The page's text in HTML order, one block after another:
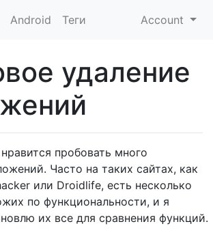
Android Теги Account
удаление
пробовать много
Часто на таких сайтах, как
или Droidlife, есть несколько
по функциональности, и я
их все для сравнения функций.